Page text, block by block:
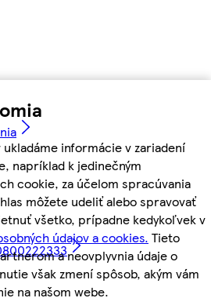
informácie v zariadení
napríklad k jedinečným
cookie, za účelom spracúvania
môžete udeliť alebo spravovať
všetko, prípadne kedykoľvek v
údajov a cookies. Tieto
a neovplyvnia údaje o
však zmení spôsob, akým vám
na našom webe.